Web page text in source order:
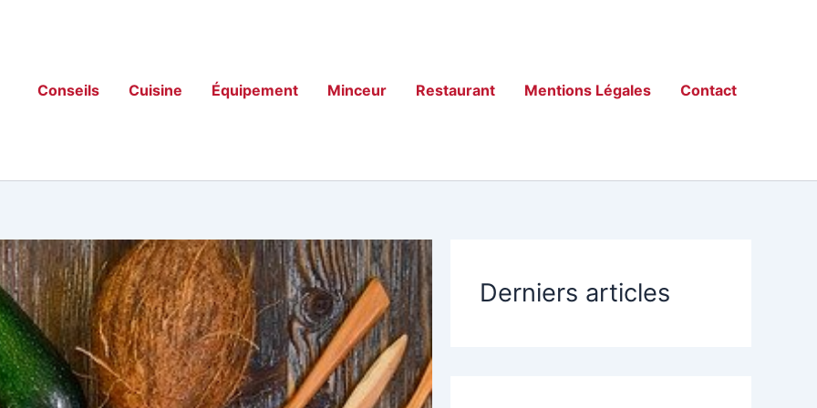
Conseils
Cuisine Équipement Minceur Restaurant Mentions Légales Contact
Derniers articles